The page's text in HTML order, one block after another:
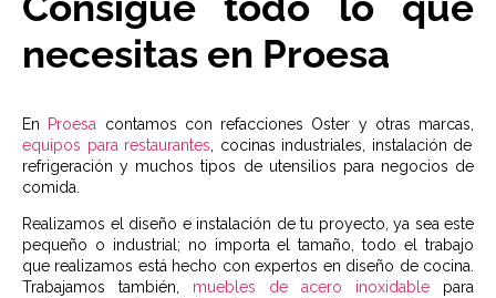
necesitas en Proesa
En Proesa contamos con refacciones Oster y otras marcas,
equipos para restaurantes
cocinas industriales, instalación de
refrigeración y muchos tipos de utensilios para negocios de
comida.
Realizamos el diseño e instalación de tu proyecto, ya sea este
pequeño o industrial; no importa el tamaño, todo el trabajo
que realizamos está hecho con expertos en diseño de cocina.
Trabajamos también,
muebles de acero inoxidable para